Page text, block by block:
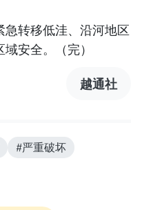
转移低洼、沿河地区
安全。（完）
越通社
#严重破坏